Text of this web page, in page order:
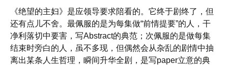
《绝望的主妇》是应领导要求陪看的。它终于剧终了，但
还有点儿不舍。最佩服的是为每集做“前情提要”的人，干
净利落切中要害，写Abstract的典范；次佩服的是做每集
结束时旁白的人，虽不多现，但偶然会从杂乱的剧情中抽
离出某条人生哲理，瞬间升华全剧，是写paper立意的典